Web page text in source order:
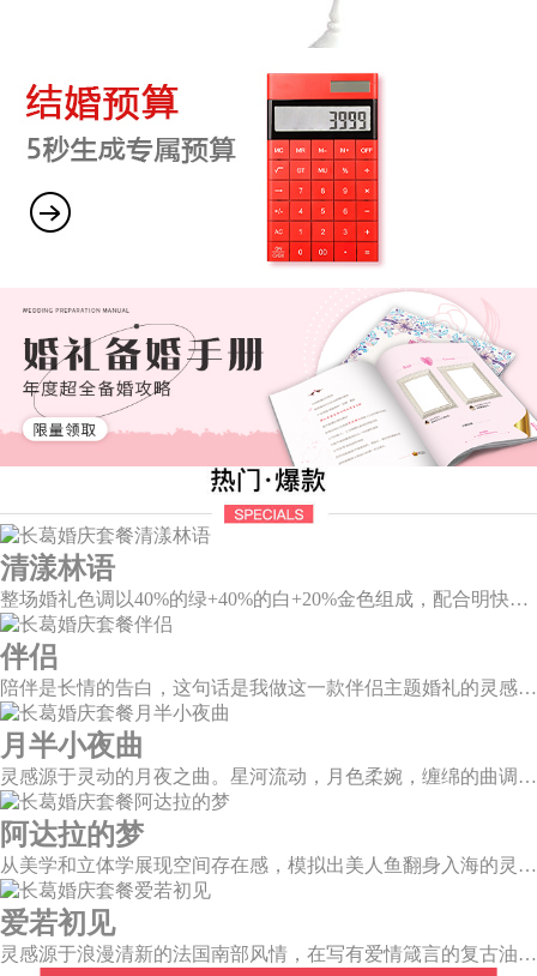
清漾林语
整场婚礼色调以40%的绿+40%的白+20%金色组成，配合明快的色调流露出生机盎然，既维持极简线条设计感，又巧妙把握住视觉情绪。
伴侣
陪伴是长情的告白，这句话是我做这一款伴侣主题婚礼的灵感。今年大热的珊瑚橙带来了一如陪伴的温暖和细腻，半圆为载体的发光情侣头像深情对望，一起组成完整的圆环，一如初见时的美好，又似陪伴一生的美满。
月半小夜曲
灵感源于灵动的月夜之曲。星河流动，月色柔婉，缠绵的曲调自花叶间隐隐传来，撩人心弦。
阿达拉的梦
从美学和立体学展现空间存在感，模拟出美人鱼翻身入海的灵动意韵，将视觉效果铺延至海平面，既交织出柔和梦幻质感，又如浪花般波光伏动，熠熠闪耀。
爱若初见
灵感源于浪漫清新的法国南部风情，在写有爱情箴言的复古油画卷轴前，互诉诺言，相守一生。